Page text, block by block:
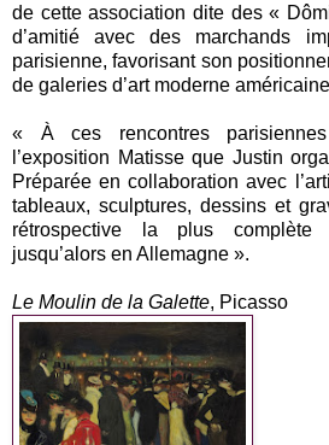
de cette association dite des «
d’amitié avec des marchands
parisienne, favorisant son
de galeries d’art moderne
« À ces rencontres
l’exposition Matisse que Justin
Préparée en collaboration avec
tableaux, sculptures, dessins et
rétrospective la plus
jusqu’alors en Allemagne ».
Le Moulin de la Galette, Picasso